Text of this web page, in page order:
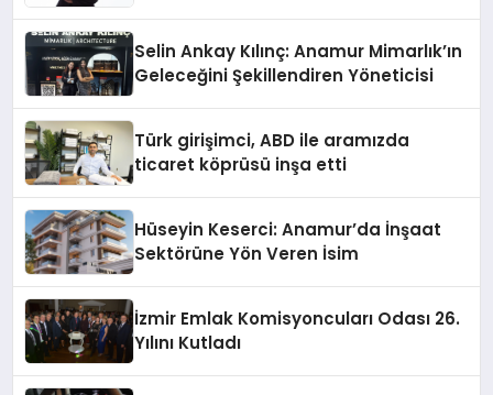
Selin Ankay Kılınç: Anamur Mimarlık’ın
Geleceğini Şekillendiren Yöneticisi
Türk girişimci, ABD ile aramızda
ticaret köprüsü inşa etti
Hüseyin Keserci: Anamur’da İnşaat
Sektörüne Yön Veren İsim
İzmir Emlak Komisyoncuları Odası 26.
Yılını Kutladı